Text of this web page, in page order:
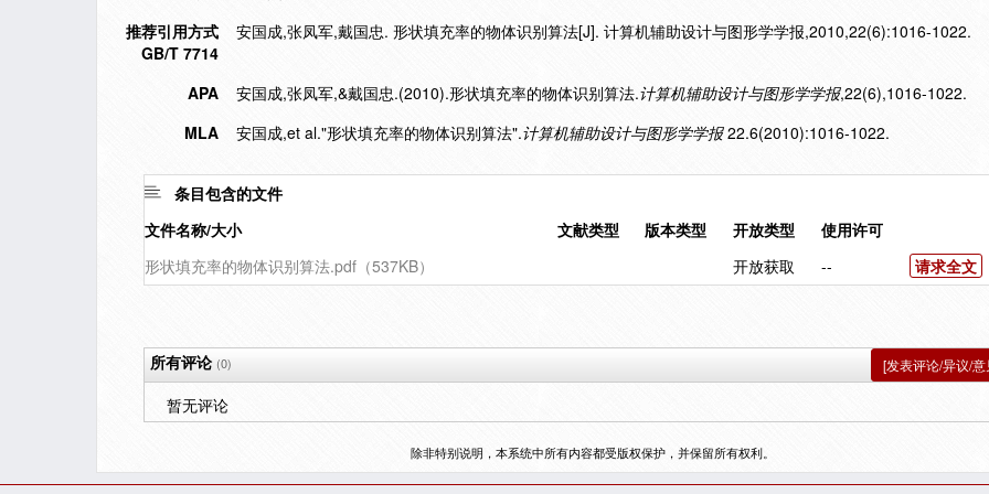
推荐引用方式
GB/T 7714
安国成,张凤军,戴国忠. 形状填充率的物体识别算法[J]. 计算机辅助设计与图形学学报,2010,22(6):1016-1022.
APA 安国成,张凤军,&戴国忠.(2010).形状填充率的物体识别算法.计算机辅助设计与图形学学报,22(6),1016-1022.
MLA
安国成,et al."形状填充率的物体识别算法".计算机辅助设计与图形学学报22.6(2010):1016-1022.
条目包含的文件
文件名称/大小
文献类型 版本类型 开放类型
使用许可
形状填充率的物体识别算法.pdf（537KB）
开放获取 -- 请求全文
所有评论(0) [发表评论/异议/意
暂无评论
除非特别说明，本系统中所有内容都受版权保护，并保留所有权利。